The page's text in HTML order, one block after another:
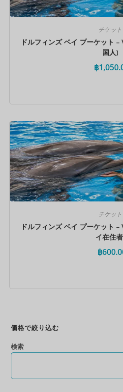
チケット
ドルフィンズ ベイ プーケット
国人)
฿
今すぐ予
チケット
ドルフィンズ ベイ プーケット
イ在住
฿
価格で絞り込む
検索